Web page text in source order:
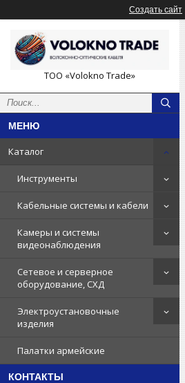
Создать сайт
ТОО «Volokno Trade»
Каталог
Инструменты
Кабельные системы и кабели
Камеры и системы
видеонаблюдения
Сетевое и серверное
оборудование, СХД
Электроустановочные
изделия
Палатки армейские
КОНТАКТЫ